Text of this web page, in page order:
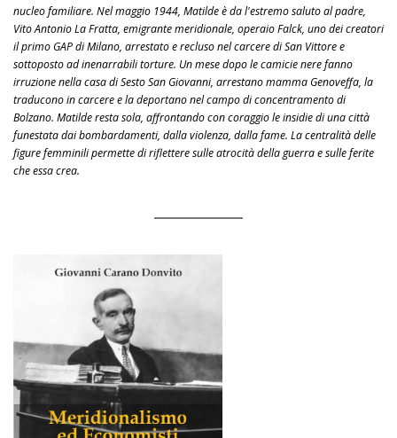
nucleo familiare. Nel maggio 1944, Matilde è da l'estremo saluto al padre,
Vito Antonio La Fratta, emigrante meridionale, operaio Falck, uno dei creatori
il primo GAP di Milano, arrestato e recluso nel carcere di San Vittore e
sottoposto ad inenarrabili torture. Un mese dopo le camicie nere fanno
irruzione nella casa di Sesto San Giovanni, arrestano mamma Genoveffa, la
traducono in carcere e la deportano nel campo di concentramento di
Bolzano. Matilde resta sola, affrontando con coraggio le insidie di una città
funestata dai bombardamenti, dalla violenza, dalla fame. La centralità delle
figure femminili permette di riflettere sulle atrocità della guerra e sulle ferite
che essa crea.